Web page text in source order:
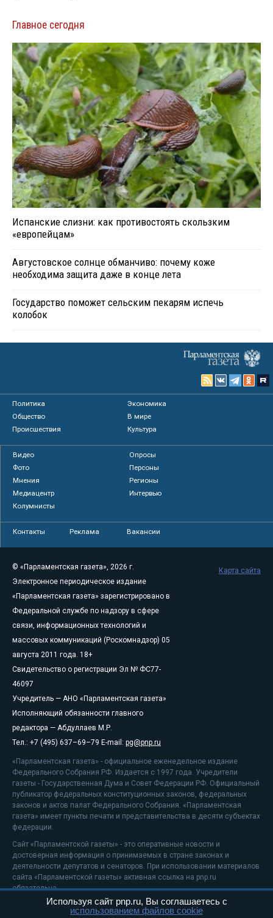
Главное сегодня
Испанские слизни: как противостоять скользким
«европейцам»
Августовское солнце обманчиво: почему коже
необходима защита даже в конце лета
Государство поможет сельским пекарям испечь
колобок
Политика
Экономика
Общество
В мире
Происшествия
Культура
Видео
Опросы
Фото
Персоны
Мнения
Регионы
Медиацентр
Интервью
Колумнисты
Контакты Реклама Вакансии
© «Парламентская газета», 2026 г.
Электронное периодическое издание
«Парламентская газета» зарегистрировано в
Федеральной службе по надзору в сфере
связи, информационных технологий и
массовых коммуникаций (Роскомнадзор) 05
августа 2011 года. 18+
Свидетельство о регистрации Эл № ФС77-
46097
Учредитель — АНО «Парламентская газета»
Исполняющий обязанности главного
редактора — Абдуллаев М.Р.
Тел.: +7 (495) 637–69–79 E-mail: pg@pnp.ru
«Парламентская газета» - официальное еженедельное издание
Федерального Собрания РФ. Издается с 1997 года. Учредители
газеты - Государственная Дума и Совет Федерации РФ. Официальный
публикатор федеральных конституционных законов, федеральных
законов и актов палат Федерального Собрания. «Парламентская
газета» имеет пункты печати и представительства в десяти субъектах
федерации.
Сайт «Парламентской газеты» - это оперативные новости и
достоверная информация о принимаемых в стране законах и
деятельности депутатов и сенаторов. При использовании материалов
сайта «Парламентской газеты» активная ссылка на pnp.ru
обязательна.
На информационном ресурсе применяютсярекомендательные
Карта сайта
Используя сайт pnp.ru, Вы соглашаетесь с
использованием файлов cookie